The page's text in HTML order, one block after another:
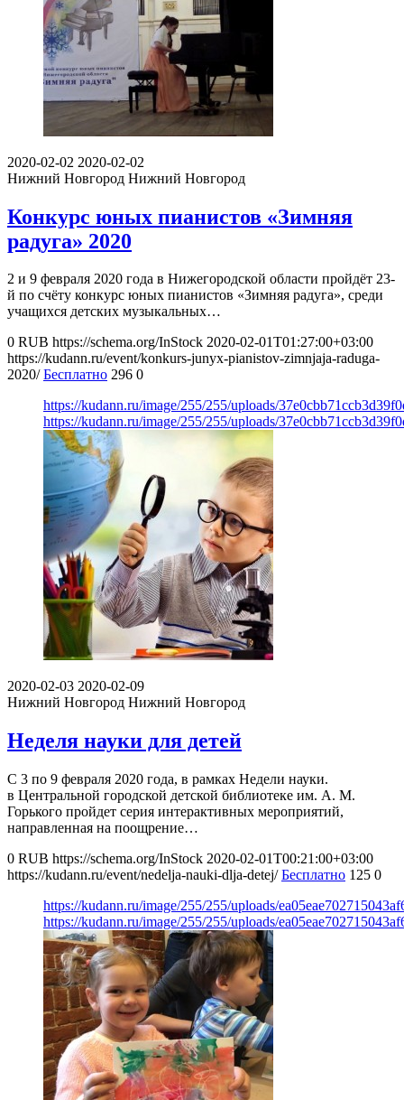
2020-02-02 2020-02-02
Нижний Новгород Нижний Новгород
Конкурс юных пианистов «Зимняя
радуга» 2020
2 и 9 февраля 2020 года в Нижегородской области пройдёт 23-
й по счёту конкурс юных пианистов «Зимняя радуга», среди
учащихся детских музыкальных…
0 RUB https://schema.org/InStock 2020-02-01T01:27:00+03:00
https://kudann.ru/event/konkurs-junyx-pianistov-zimnjaja-raduga-
2020/ Бесплатно 296 0
https://kudann.ru/image/255/255/uploads/
https://kudann.ru/image/255/255/uploads/
2020-02-03 2020-02-09
Нижний Новгород Нижний Новгород
Неделя науки для детей
С 3 по 9 февраля 2020 года, в рамках Недели науки.
в Центральной городской детской библиотеке им. А. М.
Горького пройдет серия интерактивных мероприятий,
направленная на поощрение…
0 RUB https://schema.org/InStock 2020-02-01T00:21:00+03:00
https://kudann.ru/event/nedelja-nauki-dlja-detej/ Бесплатно 125 0
https://kudann.ru/image/255/255/uploads/
https://kudann.ru/image/255/255/uploads/